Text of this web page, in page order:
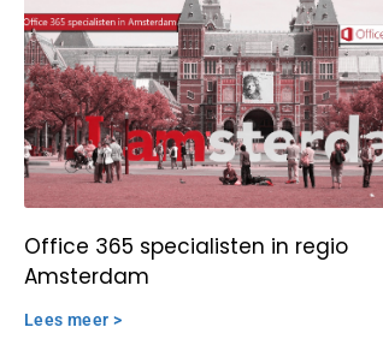
Office 365 specialisten in regio
Amsterdam
Lees meer >